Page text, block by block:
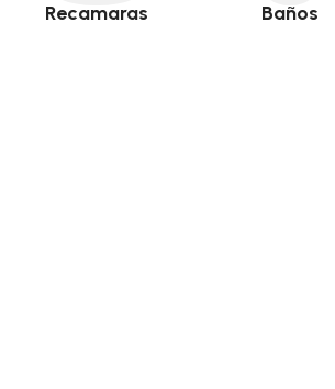
Recamaras Baños